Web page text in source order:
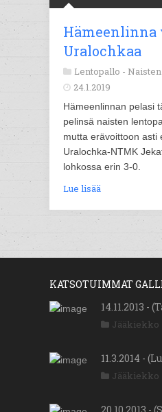
Uralochkaa
Lentopallo -
24.1.2019
Hämeenlinnan pelasi
pelinsä naisten
mutta erävoittoon asti
Uralochka-NTMK
lohkossa erin 3-0.
Lue lisää
KATSOTUIMMAT
14.11.2013 -
Jääkiekko
11.3.2014 -
Jääkiekko